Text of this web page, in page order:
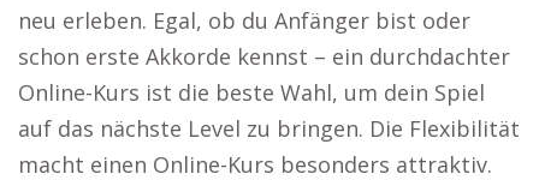
neu erleben. Egal, ob du Anfänger bist oder
schon erste Akkorde kennst – ein durchdachter
Online-Kurs ist die beste Wahl, um dein Spiel
auf das nächste Level zu bringen. Die Flexibilität
macht einen Online-Kurs besonders attraktiv.